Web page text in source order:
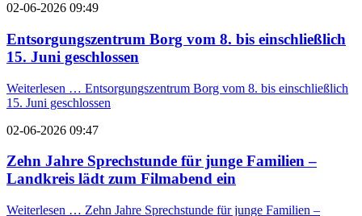
02-06-2026 09:49
Entsorgungszentrum Borg vom 8. bis einschließlich
15. Juni geschlossen
Weiterlesen … Entsorgungszentrum Borg vom 8. bis einschließlich
15. Juni geschlossen
02-06-2026 09:47
Zehn Jahre Sprechstunde für junge Familien –
Landkreis lädt zum Filmabend ein
Weiterlesen … Zehn Jahre Sprechstunde für junge Familien –